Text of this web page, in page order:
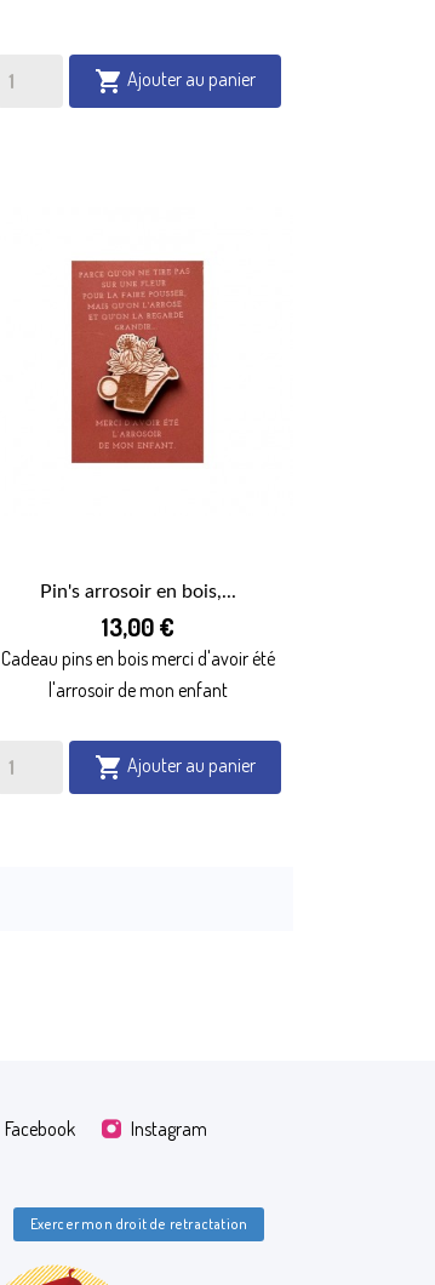
 Ajouter au panier
APERÇU RAPIDE
Pin's arrosoir en bois,...
13,00 €
Cadeau pins en bois merci d'avoir été
l'arrosoir de mon enfant
 Ajouter au panier
Facebook Instagram
Exercer mon droit de retractation